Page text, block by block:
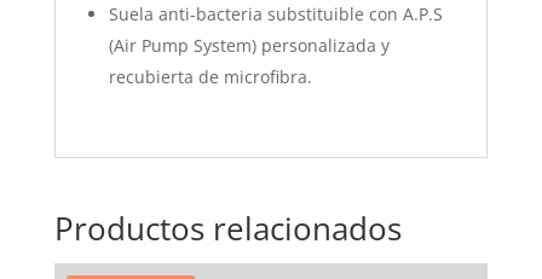
Suela anti-bacteria substituible con A.P.S
(Air Pump System) personalizada y
recubierta de microfibra.
Productos relacionados